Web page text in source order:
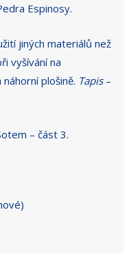
Espinosy.
jiných materiálů než
vyšívání na
plošině. Tapis–
– část 3.